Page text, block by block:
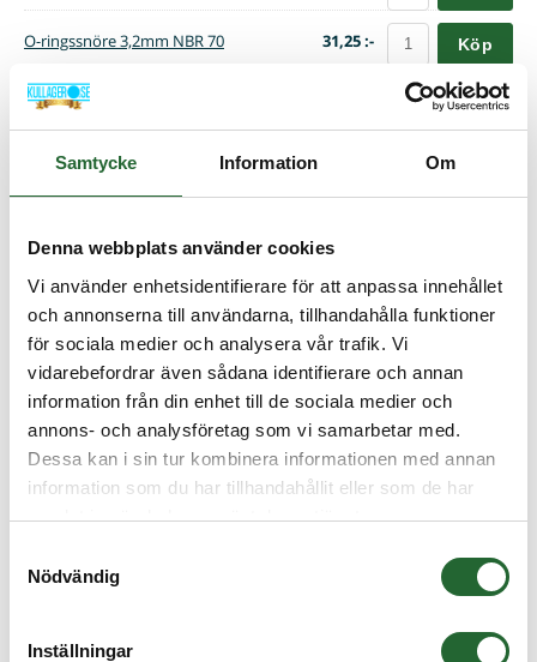
Samtycke Information Om
Denna webbplats använder cookies
Vi använder enhetsidentifierare för att anpassa innehållet
och annonserna till användarna, tillhandahålla funktioner
för sociala medier och analysera vår trafik. Vi
vidarebefordrar även sådana identifierare och annan
information från din enhet till de sociala medier och
annons- och analysföretag som vi samarbetar med.
Dessa kan i sin tur kombinera informationen med annan
information som du har tillhandahållit eller som de har
samlat in när du har använt deras tjänster.
Nödvändig
Inställningar
O-ringssnöre 3,2mm NBR 70 31,25 :- Köp
O-ringssnöre 3,53mm NBR 70 Köp
O-ringssnöre 4mm NBR 70
O-ringssnöre 5mm NBR 70 41,25 :-
O-ringssnöre 5,33mm NBR 70 46,25 :- Köp
O-ringssnöre 5,7mm NBR 70 50,00 :- Köp
O-ringssnöre 6mm NBR 70 53,75 :- Köp
O-ringssnöre 6,35mm NBR 70 58,75 :- Köp
O-ringssnöre 7,5mm NBR 70 Köp
O-ringssnöre 8mm NBR 70 Köp